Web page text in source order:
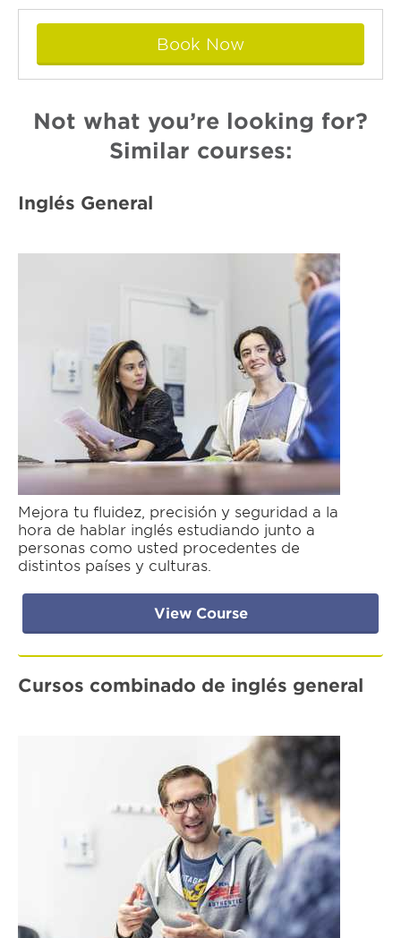
Book Now
Not what you’re looking for?
Similar courses:
Inglés General
Mejora tu fluidez, precisión y seguridad a la
hora de hablar inglés estudiando junto a
personas como usted procedentes de
distintos países y culturas.
View Course
Cursos combinado de inglés general